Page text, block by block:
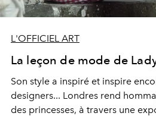
L'OFFICIEL ART
La leçon de mode de
Son style a inspiré et inspire
designers... Londres rend
des princesses, à travers une